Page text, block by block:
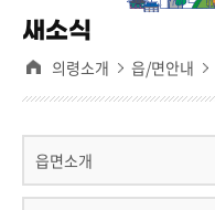
새소식
의령소개 읍/면안내
읍면소개